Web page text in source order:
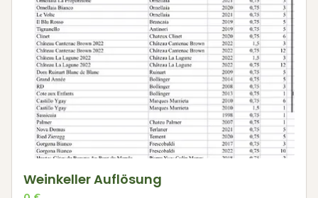
Weinkeller Auflösung